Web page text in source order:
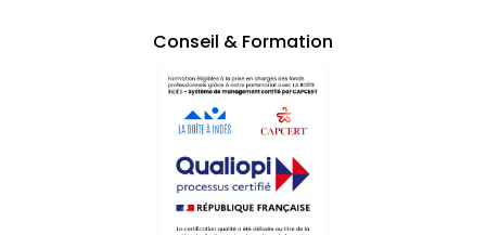
Conseil & Formation